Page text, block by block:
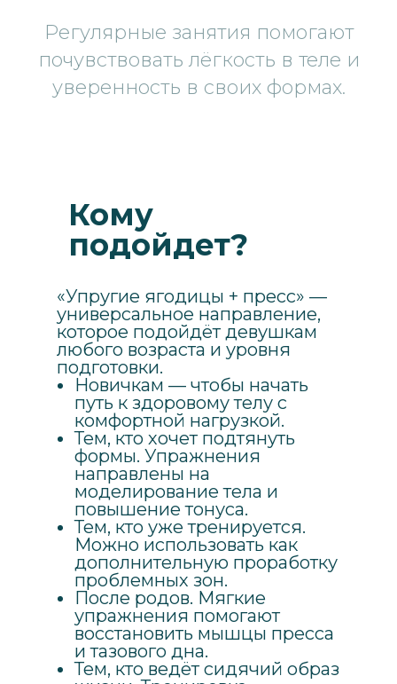
Регулярные занятия помогают
почувствовать лёгкость в теле и
уверенность в своих формах.
«Упругие ягодицы + пресс» —
универсальное направление,
которое подойдёт девушкам
любого возраста и уровня
подготовки.
Новичкам — чтобы начать
путь к здоровому телу с
комфортной нагрузкой.
Тем, кто хочет подтянуть
формы. Упражнения
направлены на
моделирование тела и
повышение тонуса.
Тем, кто уже тренируется.
Можно использовать как
дополнительную проработку
проблемных зон.
После родов. Мягкие
упражнения помогают
восстановить мышцы пресса
и тазового дна.
Тем, кто ведёт сидячий образ
Кому
подойдет?